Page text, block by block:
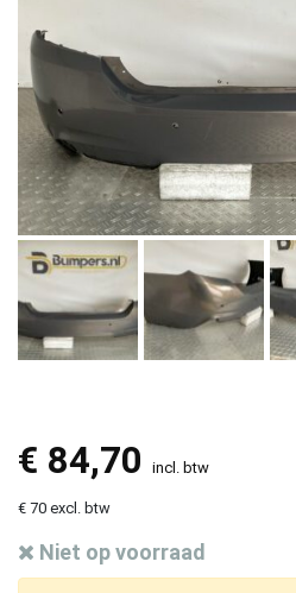
€ 84,70 incl. btw
€ 70 excl. btw
Niet op voorraad